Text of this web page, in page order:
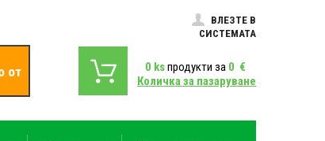
ВЛЕЗТЕ В
СИСТЕМАТА
от 0 ksпродукти за 0 €
Количка за пазаруване